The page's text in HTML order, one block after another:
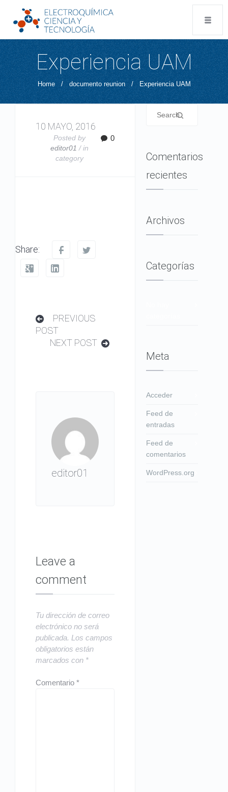
Experiencia UAM
Home / documento reunion / Experiencia UAM
10 MAYO, 2016
Posted by
editor01 / in
category
0
Share:
PREVIOUS
POST
NEXT POST
editor01
Leave a
comment
Tu dirección de correo
electrónico no será
publicada. Los campos
obligatorios están
marcados con *
Comentario*
Comentarios
recientes
Archivos
Categorías
Meta
Acceder
Feed de
entradas
Feed de
comentarios
WordPress.org